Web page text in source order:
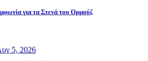
για τα Στενά του Ορμούζ
5, 2026